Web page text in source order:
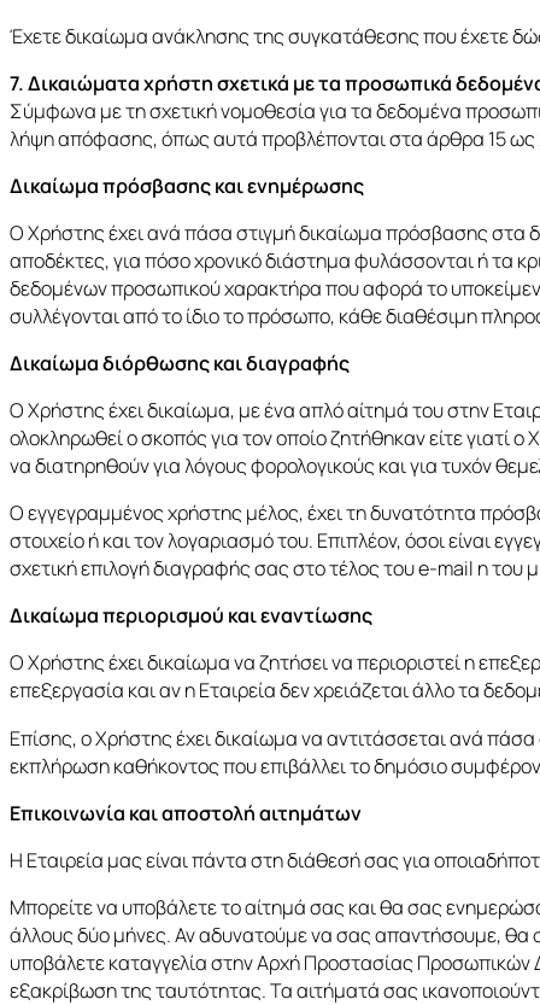
Έχετε δικαίωμα ανάκλησης της συγκατάθεσης που έχετε
7. Δικαιώματα χρήστη σχετικά με τα προσωπικά
Σύμφωνα με τη σχετική νομοθεσία για τα δεδομένα
λήψη απόφασης, όπως αυτά προβλέπονται στα άρθρα 15 ως
Δικαίωμα πρόσβασης και ενημέρωσης
Ο Χρήστης έχει ανά πάσα στιγμή δικαίωμα πρόσβασης στα
αποδέκτες, για πόσο χρονικό διάστημα φυλάσσονται ή τα
δεδομένων προσωπικού χαρακτήρα που αφορά το
συλλέγονται από το ίδιο το πρόσωπο, κάθε διαθέσιμη
Δικαίωμα διόρθωσης και διαγραφής
Ο Χρήστης έχει δικαίωμα, με ένα απλό αίτημά του στην
ολοκληρωθεί ο σκοπός για τον οποίο ζητήθηκαν είτε γιατί
να διατηρηθούν για λόγους φορολογικούς και για τυχόν
Ο εγγεγραμμένος χρήστης μέλος, έχει τη δυνατότητα
στοιχείο ή και τον λογαριασμό του. Επιπλέον, όσοι είναι
σχετική επιλογή διαγραφής σας στο τέλος του e-mail η του
Δικαίωμα περιορισμού και εναντίωσης
Ο Χρήστης έχει δικαίωμα να ζητήσει να περιοριστεί η
επεξεργασία και αν η Εταιρεία δεν χρειάζεται άλλο τα
Επίσης, ο Χρήστης έχει δικαίωμα να αντιτάσσεται ανά
εκπλήρωση καθήκοντος που επιβάλλει το δημόσιο συμφέρον
Επικοινωνία και αποστολή αιτημάτων
Η Εταιρεία μας είναι πάντα στη διάθεσή σας για
Μπορείτε να υποβάλετε το αίτημά σας και θα σας
άλλους δύο μήνες. Αν αδυνατούμε να σας απαντήσουμε, θα
υποβάλετε καταγγελία στην Αρχή Προστασίας Προσωπικών
εξακρίβωση της ταυτότητας. Τα αιτήματά σας